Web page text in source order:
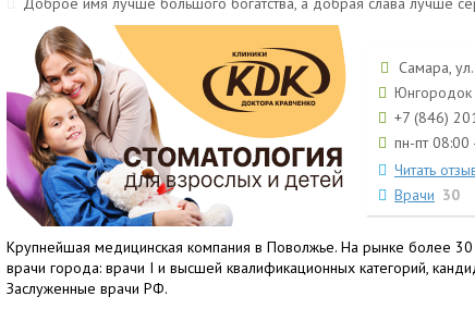
Самара,
Юнгородок
+7 (846)
пн-пт 08:00
Читать
Врачи 30
Крупнейшая медицинская компания в Поволжье. На рынке более
врачи города: врачи I и высшей квалификационных категорий,
Заслуженные врачи РФ.